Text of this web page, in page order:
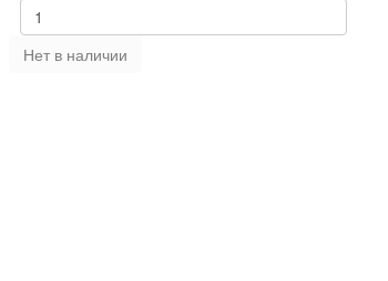
Нет в наличии